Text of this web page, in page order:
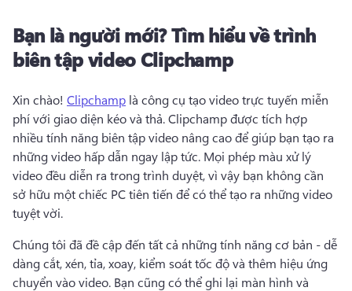
Bạn là người mới?Tìm hiểu về trình
biên tập video Clipchamp
Xin chào! Clipchamp là công cụ tạo video trực tuyến miễn
phí với giao diện kéo và thả. Clipchamp được tích hợp
nhiều tính năng biên tập video nâng cao để giúp bạn tạo ra
những video hấp dẫn ngay lập tức. Mọi phép màu xử lý
video đều diễn ra trong trình duyệt, vì vậy bạn không cần
sở hữu một chiếc PC tiên tiến để có thể tạo ra những video
tuyệt vời.
Chúng tôi đã đề cập đến tất cả những tính năng cơ bản - dễ
dàng cắt, xén, tỉa, xoay, kiểm soát tốc độ và thêm hiệu ứng
chuyển vào video. Bạn cũng có thể ghi lại màn hình và